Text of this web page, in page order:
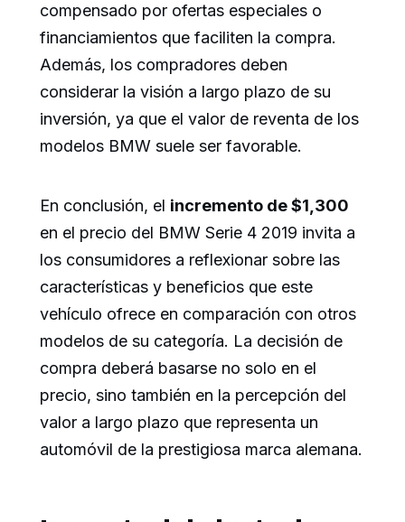
compensado por ofertas especiales o
financiamientos que faciliten la compra.
Además, los compradores deben
considerar la visión a largo plazo de su
inversión, ya que el valor de reventa de los
modelos BMW suele ser favorable.
En conclusión, el incremento de $1,300
en el precio del BMW Serie 4 2019 invita a
los consumidores a reflexionar sobre las
características y beneficios que este
vehículo ofrece en comparación con otros
modelos de su categoría. La decisión de
compra deberá basarse no solo en el
precio, sino también en la percepción del
valor a largo plazo que representa un
automóvil de la prestigiosa marca alemana.